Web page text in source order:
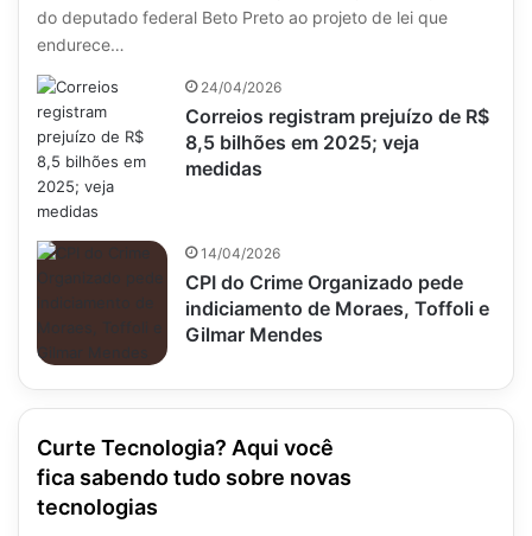
do deputado federal Beto Preto ao projeto de lei que
endurece…
24/04/2026
Correios registram prejuízo de R$
8,5 bilhões em 2025; veja
medidas
14/04/2026
CPI do Crime Organizado pede
indiciamento de Moraes, Toffoli e
Gilmar Mendes
Curte Tecnologia? Aqui você
fica sabendo tudo sobre novas
tecnologias